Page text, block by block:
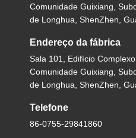
Comunidade Guixiang,
de Longhua, ShenZhen,
Endereço da fábrica
Sala 101, Edifício
Comunidade Guixiang,
de Longhua, ShenZhen,
Telefone
86-0755-29841860